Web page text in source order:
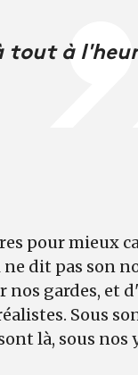
tout à
pour mieux
dit pas son
gardes, et
Sous
là, sous nos